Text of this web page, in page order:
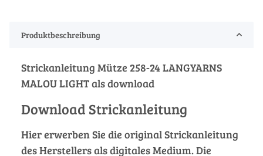
Produktbeschreibung
Strickanleitung Mütze 258-24 LANGYARNS
MALOU LIGHT als download
Download Strickanleitung
Hier erwerben Sie die original Strickanleitung
des Herstellers als digitales Medium. Die